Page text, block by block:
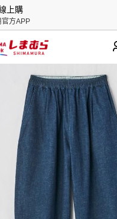
上購
官方APP